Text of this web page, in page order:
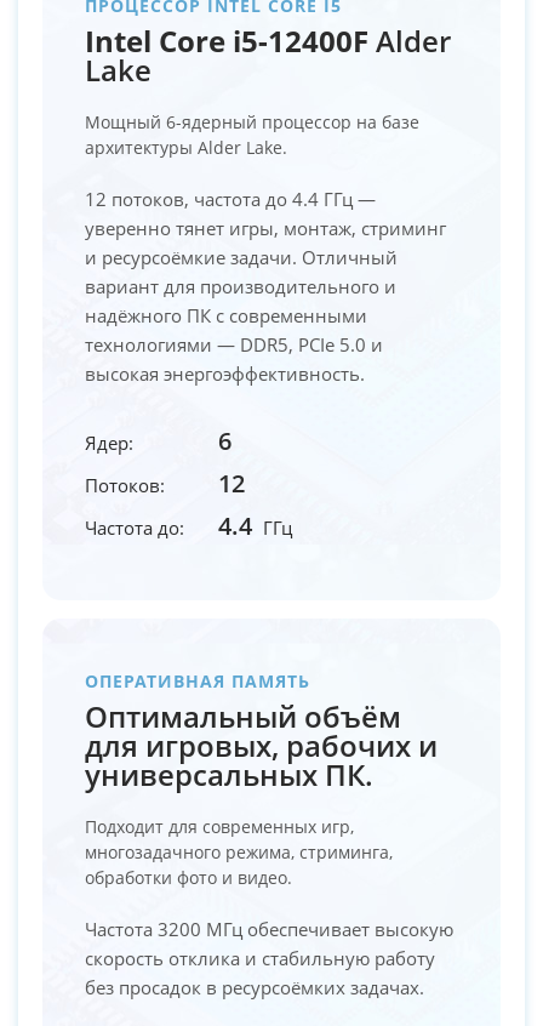
ПРОЦЕССОР INTEL CORE I5
Intel Core i5-12400F Alder
Lake
Мощный 6-ядерный процессор на базе
архитектуры Alder Lake.
12 потоков, частота до 4.4 ГГц —
уверенно тянет игры, монтаж, стриминг
и ресурсоёмкие задачи. Отличный
вариант для производительного и
надёжного ПК с современными
технологиями — DDR5, PCIe 5.0 и
высокая энергоэффективность.
Ядер: 6
Потоков: 12
Частота до: 4.4 ГГц
ОПЕРАТИВНАЯ ПАМЯТЬ
Оптимальный объём
для игровых, рабочих и
универсальных ПК.
Подходит для современных игр,
многозадачного режима, стриминга,
обработки фото и видео.
Частота 3200 МГц обеспечивает высокую
скорость отклика и стабильную работу
без просадок в ресурсоёмких задачах.